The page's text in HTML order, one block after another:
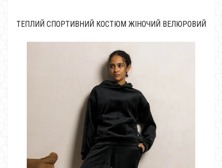
ТЕПЛИЙ СПОРТИВНИЙ КОСТЮМ ЖІНОЧИЙ ВЕЛЮРОВИЙ